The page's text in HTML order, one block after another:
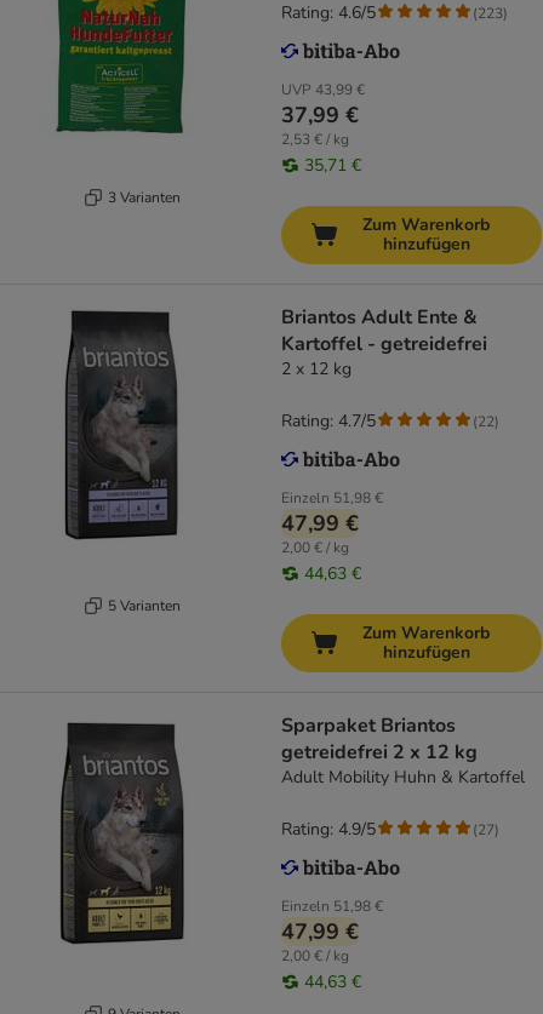
3 Varianten
UVP 43,99 €
37,99 €
2,53 € / kg
35,71 €
Rating: 4.6/5 (223)
Zum Warenkorb
hinzufügen
5 Varianten
Briantos Adult Ente &
Kartoffel - getreidefrei
2 x 12 kg
Einzeln 51,98 €
47,99 €
2,00 € / kg
44,63 €
Rating: 4.7/5 (22)
Zum Warenkorb
hinzufügen
Sparpaket Briantos
getreidefrei 2 x 12 kg
Adult Mobility Huhn & Kartoffel
Einzeln 51,98 €
47,99 €
2,00 € / kg
44,63 €
Rating: 4.9/5 (27)